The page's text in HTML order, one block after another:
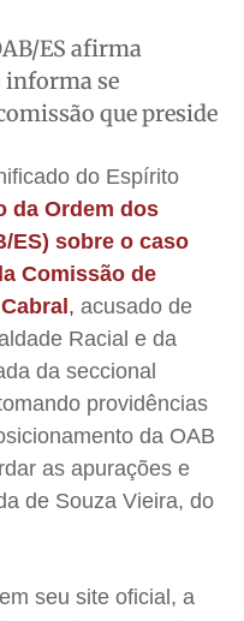
ES afirma
informa se
que preside
do Espírito
da Ordem dos
ES) sobre o caso
Comissão de
, acusado de
Racial e da
da seccional
providências
da OAB
as apurações e
de Souza Vieira, do
seu site oficial, a